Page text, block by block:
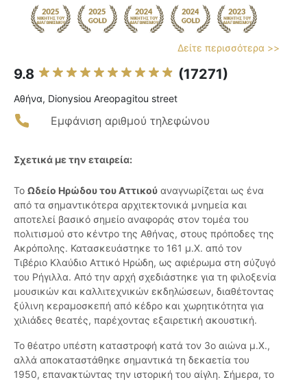
Δείτε περισσότερα >>
9.8 (17271)
Αθήνα, Dionysiou Areopagitou street
Εμφάνιση αριθμού τηλεφώνου
Σχετικά με την εταιρεία:
Το Ωδείο Ηρώδου του Αττικού αναγνωρίζεται ως ένα
από τα σημαντικότερα αρχιτεκτονικά μνημεία και
αποτελεί βασικό σημείο αναφοράς στον τομέα του
πολιτισμού στο κέντρο της Αθήνας, στους πρόποδες της
Ακρόπολης. Κατασκευάστηκε το 161 μ.Χ. από τον
Τιβέριο Κλαύδιο Αττικό Ηρώδη, ως αφιέρωμα στη σύζυγό
του Ρήγιλλα. Από την αρχή σχεδιάστηκε για τη φιλοξενία
μουσικών και καλλιτεχνικών εκδηλώσεων, διαθέτοντας
ξύλινη κεραμοσκεπή από κέδρο και χωρητικότητα για
χιλιάδες θεατές, παρέχοντας εξαιρετική ακουστική.
Το θέατρο υπέστη καταστροφή κατά τον 3ο αιώνα μ.Χ.,
αλλά αποκαταστάθηκε σημαντικά τη δεκαετία του
1950, επανακτώντας την ιστορική του αίγλη. Σήμερα, το